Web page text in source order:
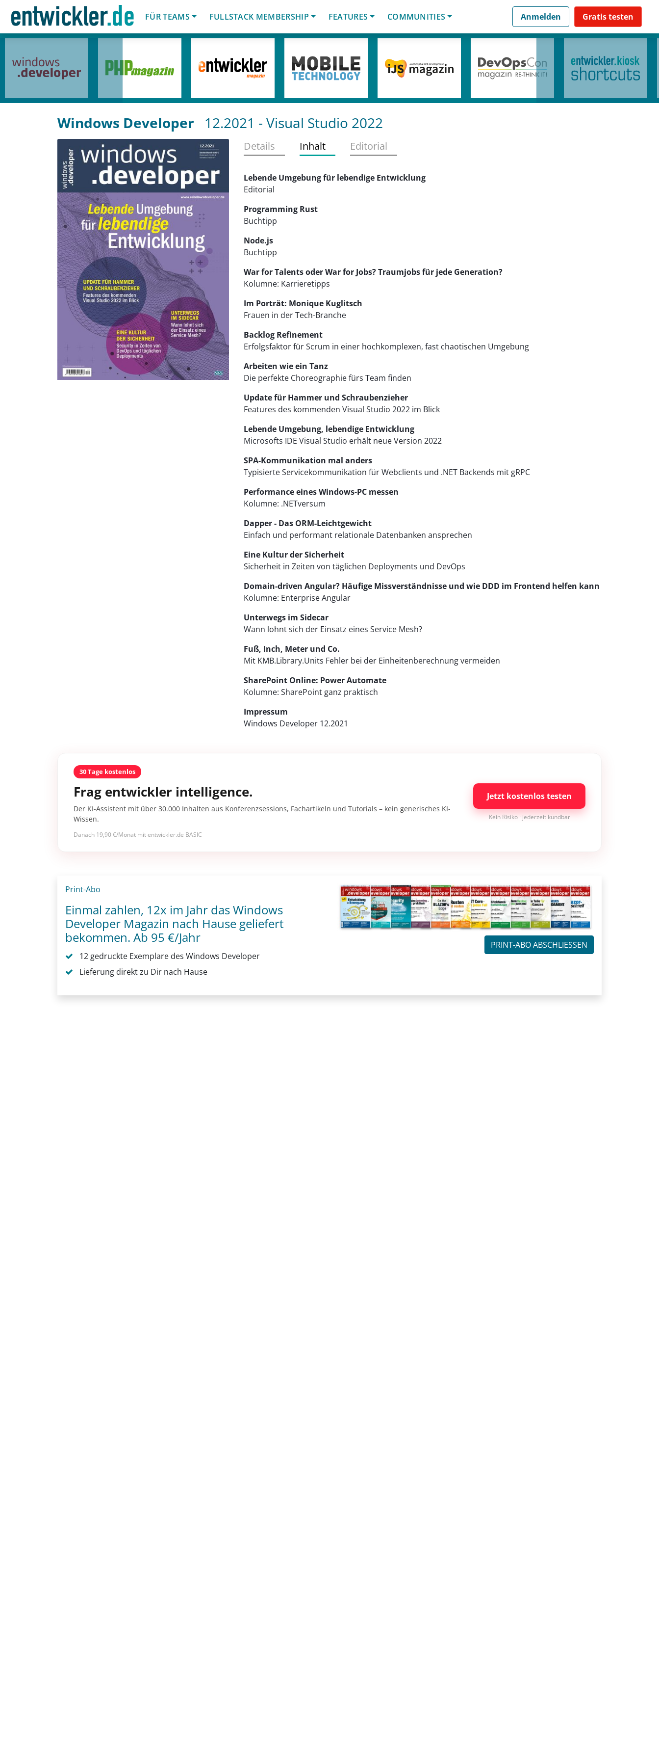
FÜR TEAMS
FULLSTACK MEMBERSHIP FEATURES COMMUNITIES Anmelden Gratis testen
Windows Developer 12.2021 - Visual Studio 2022
Details Inhalt Editorial
Lebende Umgebung für lebendige Entwicklung
Editorial
Programming Rust
Buchtipp
Node.js
Buchtipp
War for Talents oder War for Jobs? Traumjobs für jede Generation?
Kolumne: Karrieretipps
Im Porträt: Monique Kuglitsch
Frauen in der Tech-Branche
Backlog Refinement
Erfolgsfaktor für Scrum in einer hochkomplexen, fast chaotischen Umgebung
Arbeiten wie ein Tanz
Die perfekte Choreographie fürs Team finden
Update für Hammer und Schraubenzieher
Features des kommenden Visual Studio 2022 im Blick
Lebende Umgebung, lebendige Entwicklung
Microsofts IDE Visual Studio erhält neue Version 2022
SPA-Kommunikation mal anders
Typisierte Servicekommunikation für Webclients und .NET Backends mit gRPC
Performance eines Windows-PC messen
Kolumne: .NETversum
Dapper - Das ORM-Leichtgewicht
Einfach und performant relationale Datenbanken ansprechen
Eine Kultur der Sicherheit
Sicherheit in Zeiten von täglichen Deployments und DevOps
Domain-driven Angular? Häufige Missverständnisse und wie DDD im Frontend helfen kann
Kolumne: Enterprise Angular
Unterwegs im Sidecar
Wann lohnt sich der Einsatz eines Service Mesh?
Fuß, Inch, Meter und Co.
Mit KMB.Library.Units Fehler bei der Einheitenberechnung vermeiden
SharePoint Online: Power Automate
Kolumne: SharePoint ganz praktisch
Impressum
Windows Developer 12.2021
30 Tage kostenlos
Frag entwickler intelligence.
Der KI-Assistent mit über 30.000 Inhalten aus Konferenzsessions, Fachartikeln und Tutorials – kein generisches KI-
Wissen.
Danach 19,90 €/Monat mit entwickler.de BASIC
Jetzt kostenlos testen
Kein Risiko · jederzeit kündbar
Print-Abo
Einmal zahlen, 12x im Jahr das Windows
Developer Magazin nach Hause geliefert
bekommen. Ab 95 €/Jahr
12 gedruckte Exemplare des Windows Developer
Lieferung direkt zu Dir nach Hause
PRINT-ABO ABSCHLIESSEN